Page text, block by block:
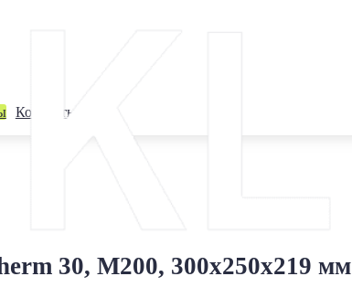
Контакты
30, М200, 300х250х219 мм